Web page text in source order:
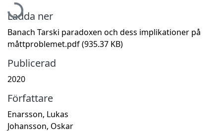
Ladda ner
Banach Tarski paradoxen och dess implikationer på
måttproblemet.pdf(935.37 KB)
Publicerad
2020
Författare
Enarsson, Lukas
Johansson, Oskar